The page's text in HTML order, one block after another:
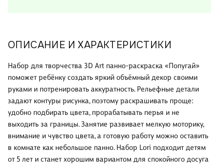
ОПИСАНИЕ И ХАРАКТЕРИСТИКИ
Набор для творчества 3D Art панно-раскраска «Попугай»
поможет ребёнку создать яркий объёмный декор своими
руками и потренировать аккуратность. Рельефные детали
задают контуры рисунка, поэтому раскрашивать проще:
удобно подбирать цвета, прорабатывать перья и не
выходить за границы. Занятие развивает мелкую моторику,
внимание и чувство цвета, а готовую работу можно оставить
в комнате как небольшое панно. Набор Lori подходит детям
от 5 лет и станет хорошим вариантом для спокойного досуга